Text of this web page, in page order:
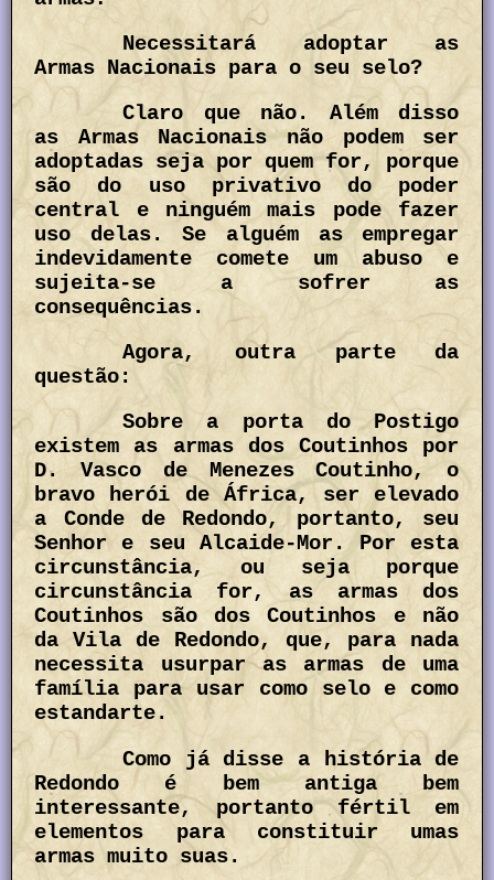
Necessitará adoptar as
Armas Nacionais para o seu selo?
Claro que não. Além disso
as Armas Nacionais não podem ser
adoptadas seja por quem for, porque
são do uso privativo do poder
central e ninguém mais pode fazer
uso delas. Se alguém as empregar
indevidamente comete um abuso e
sujeita-se a sofrer as
consequências.
Agora, outra parte da
questão:
Sobre a porta do Postigo
existem as armas dos Coutinhos por
D. Vasco de Menezes Coutinho, o
bravo herói de África, ser elevado
a Conde de Redondo, portanto, seu
Senhor e seu Alcaide-Mor. Por esta
circunstância, ou seja porque
circunstância for, as armas dos
Coutinhos são dos Coutinhos e não
da Vila de Redondo, que, para nada
necessita usurpar as armas de uma
família para usar como selo e como
estandarte.
Como já disse a história de
Redondo é bem antiga bem
interessante, portanto fértil em
elementos para constituir umas
armas muito suas.